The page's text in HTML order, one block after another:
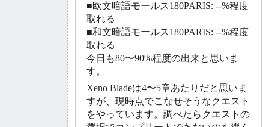
■欧文暗語モールス180PARIS: --%程度
取れる
■和文暗語モールス180PARIS: --%程度
取れる
今日も80〜90%程度の出来と思いま
す。
Xeno Bladeは4〜5章あたりだと思いま
すが、現時点でこなせそうなクエスト
をやっています。調べたらクエストの